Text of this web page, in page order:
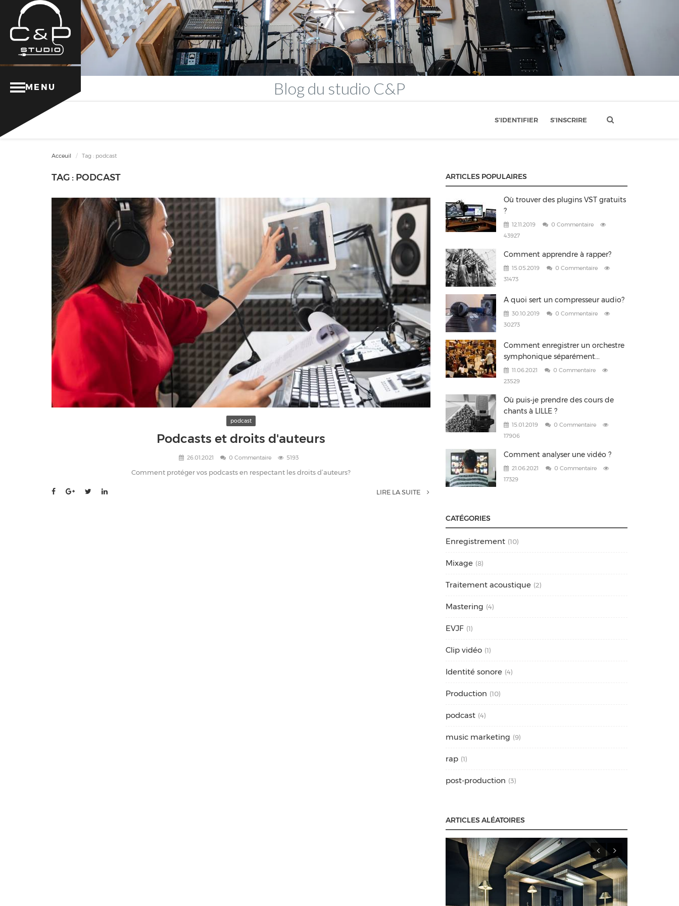
MENU Blogdu studio C&P
S'IDENTIFIER S'INSCRIRE
Acceuil Tag : podcast
TAG : PODCAST
podcast
Podcasts et droits d'auteurs
26.01.2021 0 Commentaire 5193
Comment protéger vos podcasts en respectant les droits d’auteurs?
LIRE LA SUITE
ARTICLES POPULAIRES
Où trouver des plugins VST gratuits
?
12.11.2019
0 Commentaire
43927
Comment apprendre à rapper?
15.05.2019
0 Commentaire
31473
A quoi sert un compresseur audio?
30.10.2019
0 Commentaire
30273
Comment enregistrer un orchestre
symphonique séparément...
11.06.2021
0 Commentaire
23529
Où puis-je prendre des cours de
chants à LILLE ?
15.01.2019
0 Commentaire
17906
Comment analyser une vidéo ?
21.06.2021
0 Commentaire
17329
CATÉGORIES
Enregistrement (10)
Mixage (8)
Traitement acoustique (2)
Mastering (4)
EVJF (1)
Clip vidéo (1)
Identité sonore (4)
Production (10)
podcast (4)
music marketing (9)
rap (1)
post-production (3)
ARTICLES ALÉATOIRES